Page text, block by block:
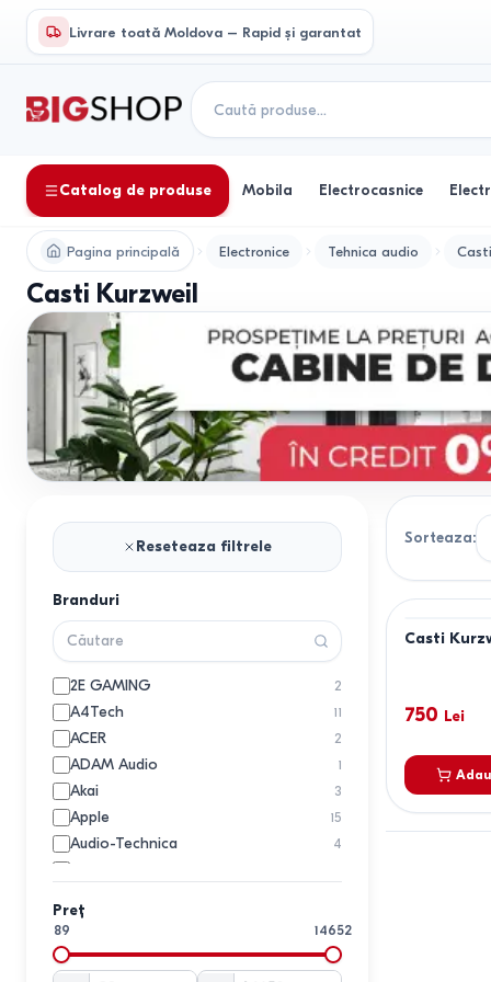
Livrare toată Moldova – Rapid și garantat
Catalog de produse Mobila Electrocasnice
Pagina principală Electronice Tehnica audio Casti
Casti Kurzweil
Reseteaza filtrele
Branduri
2E GAMING 2
A4Tech 11
ACER 2
ADAM Audio 1
Akai 3
Apple 15
Audio-Technica 4
Belkin 1
Beyerdynamic 1
Blackview 1
Preț
89 14652
Sorteaza:
Casti
750 Lei